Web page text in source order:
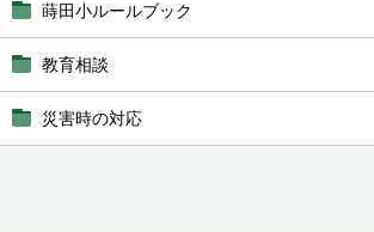
蒔田小ルールブック
教育相談
災害時の対応